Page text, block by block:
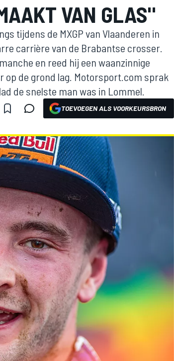
VAN GLAS"
tijdens de MXGP van Vlaanderen in
carrière van de Brabantse crosser.
en reed hij een waanzinnige
op de grond lag. Motorsport.com sprak
de snelste man was in Lommel.
TOEVOEGEN ALS VOORKEURSBRON